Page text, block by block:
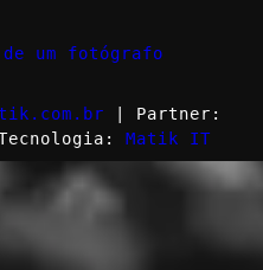
um fotógrafo
| Partner:
Matik IT